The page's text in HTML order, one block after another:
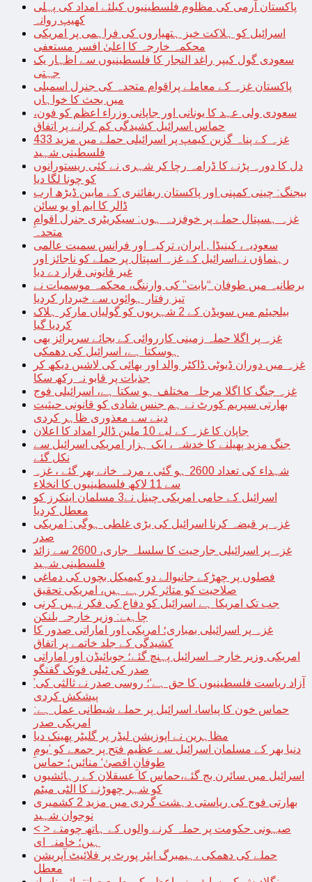
پاکستان آرمی کی مظلوم فلسطینیوں کیلئے امداد کی پہلی
کھیپ روانہ
اسرائیل کو ہلاکت خیز ہتھیاروں کی فراہمی پر امریکی
محکمہ خارجہ کا اعلیٰ افسر مستعفی
سعودی گول کیپر راغد النجار کا فلسطینیوں سے اظہار یک
جہتی
پاکستان غزہ کے معاملے پراقوام متحدہ کی جنرل اسمبلی
میں بحث کا خواہاں
سعودی ولی عہد کا یونانی اور جاپانی وزراء اعظم کو فون،
حماس اسرائیل کشیدگی کم کرانے پر اتفاق
غزہ کے پناہ گزین کیمپ پر اسرائیلی حملے میں مزید 433
فلسطینی شہید
دل کا دورہ پڑنے کا ڈرامہ رچا کر شہری نے کئی ریستورانوں
کو چونا لگا دیا
بیجنگ: چینی کمپنی اور پاکستان ریفائنری کے مابین ڈیڑھ ارب
ڈالر کا ایم او یو سائن
غزہ ہسپتال حملے پر خوفزدہ ہوں: سیکریٹری جنرل اقوامِ
متحدہ
سعودیہ، کینیڈا , ایران، ترکیہ اور فرانس سمیت عالمی
رہنماؤں نےاسرائیل کے غزہ اسپتال پر حملے کو ناجائز اور
غیر قانونی قرار دے دیا
برطانیہ میں طوفان “بابت” کی وارننگ، محکمہ موسمیات نے
تیز رفتار ہوائوں سے خبردار کردیا
بیلجیئم میں سویڈن کے 2 شہریوں کو گولیاں مارکر ہلاک
کردیا گیا
غزہ پر اگلا حملہ زمینی کارروائی کے بجائے سرپرائز بھی
ہوسکتا ہے، اسرائیل کی دھمکی
غزہ میں دوران ڈیوٹی ڈاکٹر والد اور بھائی کی لاشیں دیکھ کر
جذبات پر قابو نہ رکھ سکا
غزہ جنگ کا اگلا مرحلہ مختلف ہو سکتا ہے، اسرائیلی فوج
بھارتی سپریم کورٹ نے ہم جنس شادی کو قانونی حیثیت
دینے سے معذوری ظاہر کردی
جاپان کا غزہ کے لیے 10 ملین ڈالر امداد کا اعلان
جنگ مزید پھیلنے کا خدشہ ، ایک ہزار امریکی اسرائیل سے
نکل گئے
شہداء کی تعداد 2600 ہو گئی ، مردہ خانے بھر گئے ، غزہ
سے 11 لاکھ فلسطینیوں کا انخلاء
اسرائیل کے حامی امریکی چینل نے3 مسلمان اینکرز کو
معطل کردیا
غزہ پر قبضہ کرنا اسرائیل کی بڑی غلطی ہوگی: امریکی
صدر
غزہ پر اسرائیلی جارحیت کا سلسلہ جاری، 2600 سے زائد
فلسطینی شہید
فصلوں پر چھڑکے جانیوالے دو کیمیکل بچوں کی دماغی
صلاحیت کو متاثر کررہے ہیں، امریکی تحقیق
جب تک امریکا ہے اسرائیل کو دفاع کی فکر نہیں کرنی
چاہیے: وزیر خارجہ بلنکن
غزہ پر اسرائیلی بمباری؛ امریکی اور اماراتی صدور کا
کشیدگی کے جلد خاتمے پر اتفاق
امریکی وزیر خارجہ اسرائیل پہنچ گئے؛ جوبائیڈن اور اماراتی
صدر کی ٹیلی فونک گفتگو
’آزاد ریاست فلسطینیوں کا حق ہے‘؛ روسی صدر نے ثالثی کی
پیشکش کردی
حماس خون کا پیاسا، اسرائیل پر حملے شیطانی عمل ہے:
امریکی صدر
مظاہرین نے اپوزیشن لیڈر پر گلیٹر پھینک دیا
دنیا بھر کے مسلمان اسرائیل سے عظیم فتح پر جمعے کو ’یومِ
طوفانِ اقصیٰ‘ منائیں؛ حماس
اسرائیل میں سائرن بج گئے،حماس کا عسقلان کے رہائشیوں
کو شہر چھوڑنے کا الٹی میٹم
بھارتی فوج کی ریاستی دہشت گردی میں مزید 2 کشمیری
نوجوان شہید
< > صیہونی حکومت پر حملہ کرنے والوں کے ہاتھ چومتے
ہیں؛ خامنہ ای
حملے کی دھمکی ،ہیمبرگ ایئر پورٹ پر فلائیٹ آپریشن
معطل